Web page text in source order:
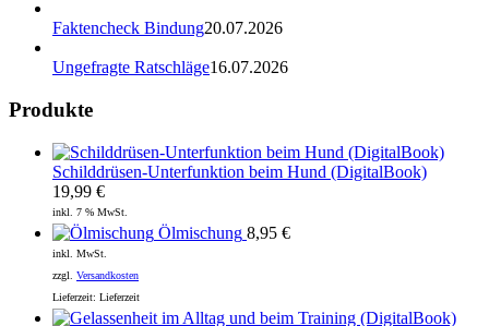
Faktencheck Bindung20.07.2026
Ungefragte Ratschläge16.07.2026
Produkte
Schilddrüsen-Unterfunktion beim Hund (DigitalBook)
19,99 €
inkl. 7 % MwSt.
Ölmischung 8,95 €
inkl. MwSt.
zzgl. Versandkosten
Lieferzeit: Lieferzeit